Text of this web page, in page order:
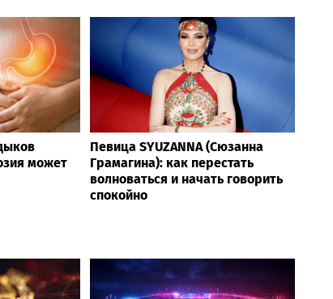
может
Певица SYUZANNA (Сюзанна
Грамагина): как перестать
волноваться и начать говорить
спокойно